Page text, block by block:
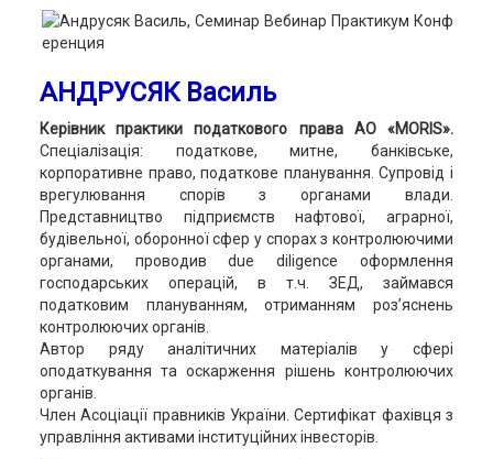
АНДРУСЯК Василь
Керівник практики податкового права АО «MORIS».
Спеціалізація: податкове, митне, банківське,
корпоративне право, податкове планування. Супровід і
врегулювання спорів з органами влади.
Представництво підприємств нафтової, аграрної,
будівельної, оборонної сфер у спорах з контролюючими
органами, проводив due diligence оформлення
господарських операцій, в т.ч. ЗЕД, займався
податковим плануванням, отриманням роз’яснень
контролюючих органів.
Автор ряду аналітичних матеріалів у сфері
оподаткування та оскарження рішень контролюючих
органів.
Член Асоціації правників України. Сертифікат фахівця з
управління активами інституційних інвесторів.